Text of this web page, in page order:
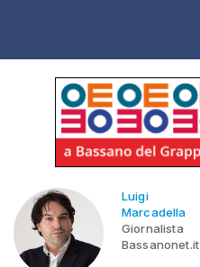
Luigi
Marcadella
Giornalista
Bassanonet.it